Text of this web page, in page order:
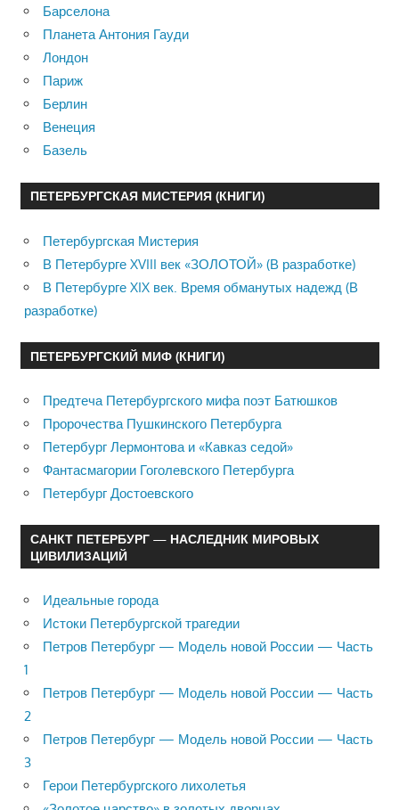
Барселона
Планета Антония Гауди
Лондон
Париж
Берлин
Венеция
Базель
ПЕТЕРБУРГСКАЯ МИСТЕРИЯ (КНИГИ)
Петербургская Мистерия
В Петербурге XVIII век «ЗОЛОТОЙ» (В разработке)
В Петербурге XIX век. Время обманутых надежд (В
разработке)
ПЕТЕРБУРГСКИЙ МИФ (КНИГИ)
Предтеча Петербургского мифа поэт Батюшков
Пророчества Пушкинского Петербурга
Петербург Лермонтова и «Кавказ седой»
Фантасмагории Гоголевского Петербурга
Петербург Достоевского
САНКТ ПЕТЕРБУРГ — НАСЛЕДНИК МИРОВЫХ
ЦИВИЛИЗАЦИЙ
Идеальные города
Истоки Петербургской трагедии
Петров Петербург — Модель новой России — Часть
1
Петров Петербург — Модель новой России — Часть
2
Петров Петербург — Модель новой России — Часть
3
Герои Петербургского лихолетья